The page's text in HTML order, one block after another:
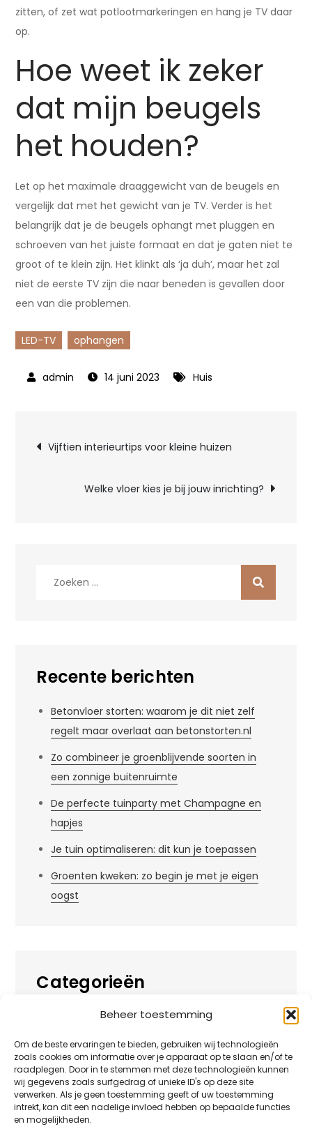
Beheer toestemming
Om de beste ervaringen te bieden, gebruiken wij technologieën
zoals cookies om informatie over je apparaat op te slaan en/of te
raadplegen. Door in te stemmen met deze technologieën kunnen
wij gegevens zoals surfgedrag of unieke ID's op deze site
verwerken. Als je geen toestemming geeft of uw toestemming
intrekt, kan dit een nadelige invloed hebben op bepaalde functies
en mogelijkheden.
zitten, of zet wat potlootmarkeringen en hang je TV daar
op.
Hoe weet ik zeker
dat mijn beugels
het houden?
Let op het maximale draaggewicht van de beugels en
vergelijk dat met het gewicht van je TV. Verder is het
belangrijk dat je de beugels ophangt met pluggen en
schroeven van het juiste formaat en dat je gaten niet te
groot of te klein zijn. Het klinkt als ‘ja duh’, maar het zal
niet de eerste TV zijn die naar beneden is gevallen door
een van die problemen.
LED-TV ophangen
14 juni 2023 Huis
Bericht
navigatie
Vijftien interieurtips voor kleine huizen
Welke vloer kies je bij jouw inrichting?
Recente berichten
Betonvloer storten: waarom je dit niet zelf
regelt maar overlaat aan betonstorten.nl
Zo combineer je groenblijvende soorten in
een zonnige buitenruimte
De perfecte tuinparty met Champagne en
hapjes
Je tuin optimaliseren: dit kun je toepassen
Groenten kweken: zo begin je met je eigen
oogst
Categorieën
Huis
Overig
Tuin
Vrije tijd